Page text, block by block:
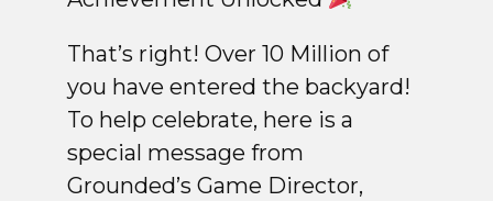
That’s right! Over 10 Million of
you have entered the backyard!
To help celebrate, here is a
special message from
Grounded’s Game Director,